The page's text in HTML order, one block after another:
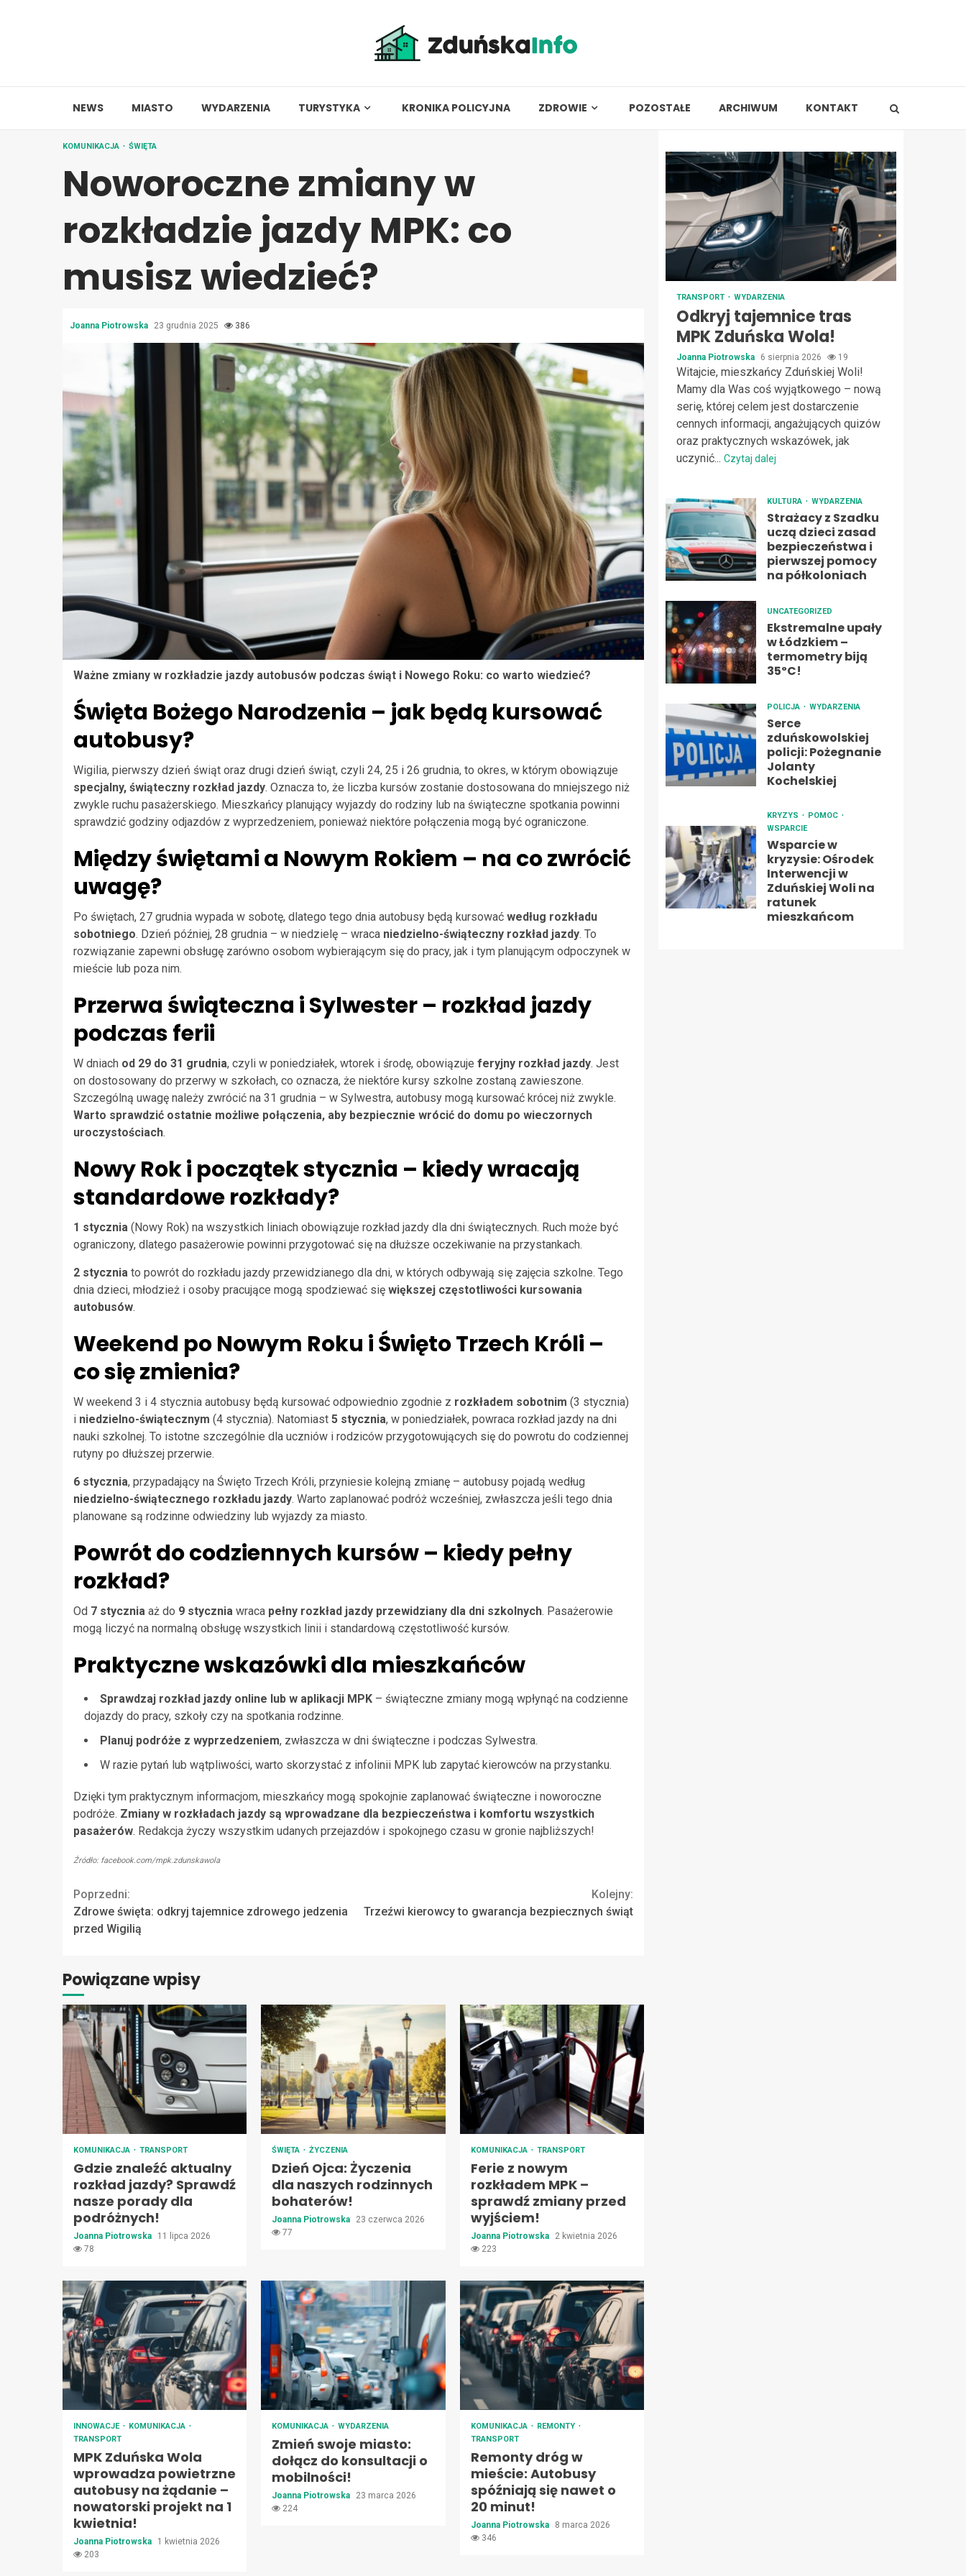
NEWS MIASTO WYDARZENIA TURYSTYKA KRONIKA POLICYJNA ZDROWIE POZOSTAŁE ARCHIWUM KONTAKT
KOMUNIKACJA ŚWIĘTA
Noworoczne zmiany w
rozkładzie jazdy MPK: co
musisz wiedzieć?
Joanna Piotrowska 23 grudnia 2025 386
Ważne zmiany w rozkładzie jazdy autobusów podczas świąt i Nowego Roku: co warto wiedzieć?
Święta Bożego Narodzenia – jak będą kursować
autobusy?
Wigilia, pierwszy dzień świąt oraz drugi dzień świąt, czyli 24, 25 i 26 grudnia, to okres, w którym obowiązuje
specjalny, świąteczny rozkład jazdy. Oznacza to, że liczba kursów zostanie dostosowana do mniejszego niż
zwykle ruchu pasażerskiego. Mieszkańcy planujący wyjazdy do rodziny lub na świąteczne spotkania powinni
sprawdzić godziny odjazdów z wyprzedzeniem, ponieważ niektóre połączenia mogą być ograniczone.
Między świętami a Nowym Rokiem – na co zwrócić
uwagę?
Po świętach, 27 grudnia wypada w sobotę, dlatego tego dnia autobusy będą kursować według rozkładu
sobotniego. Dzień później, 28 grudnia – w niedzielę – wraca niedzielno-świąteczny rozkład jazdy. To
rozwiązanie zapewni obsługę zarówno osobom wybierającym się do pracy, jak i tym planującym odpoczynek w
mieście lub poza nim.
Przerwa świąteczna i Sylwester – rozkład jazdy
podczas ferii
W dniach od 29 do 31 grudnia, czyli w poniedziałek, wtorek i środę, obowiązuje feryjny rozkład jazdy. Jest
on dostosowany do przerwy w szkołach, co oznacza, że niektóre kursy szkolne zostaną zawieszone.
Szczególną uwagę należy zwrócić na 31 grudnia – w Sylwestra, autobusy mogą kursować krócej niż zwykle.
Warto sprawdzić ostatnie możliwe połączenia, aby bezpiecznie wrócić do domu po wieczornych
uroczystościach.
Nowy Rok i początek stycznia – kiedy wracają
standardowe rozkłady?
1 stycznia (Nowy Rok) na wszystkich liniach obowiązuje rozkład jazdy dla dni świątecznych. Ruch może być
ograniczony, dlatego pasażerowie powinni przygotować się na dłuższe oczekiwanie na przystankach.
2 stycznia to powrót do rozkładu jazdy przewidzianego dla dni, w których odbywają się zajęcia szkolne. Tego
dnia dzieci, młodzież i osoby pracujące mogą spodziewać się większej częstotliwości kursowania
autobusów.
Weekend po Nowym Roku i Święto Trzech Króli –
co się zmienia?
W weekend 3 i 4 stycznia autobusy będą kursować odpowiednio zgodnie z rozkładem sobotnim (3 stycznia)
i niedzielno-świątecznym (4 stycznia). Natomiast 5 stycznia, w poniedziałek, powraca rozkład jazdy na dni
nauki szkolnej. To istotne szczególnie dla uczniów i rodziców przygotowujących się do powrotu do codziennej
rutyny po dłuższej przerwie.
6 stycznia, przypadający na Święto Trzech Króli, przyniesie kolejną zmianę – autobusy pojadą według
niedzielno-świątecznego rozkładu jazdy. Warto zaplanować podróż wcześniej, zwłaszcza jeśli tego dnia
planowane są rodzinne odwiedziny lub wyjazdy za miasto.
Powrót do codziennych kursów – kiedy pełny
rozkład?
Od 7 stycznia aż do 9 stycznia wraca pełny rozkład jazdy przewidziany dla dni szkolnych. Pasażerowie
mogą liczyć na normalną obsługę wszystkich linii i standardową częstotliwość kursów.
Praktyczne wskazówki dla mieszkańców
Sprawdzaj rozkład jazdy online lub w aplikacji MPK – świąteczne zmiany mogą wpłynąć na codzienne
dojazdy do pracy, szkoły czy na spotkania rodzinne.
Planuj podróże z wyprzedzeniem, zwłaszcza w dni świąteczne i podczas Sylwestra.
W razie pytań lub wątpliwości, warto skorzystać z infolinii MPK lub zapytać kierowców na przystanku.
Dzięki tym praktycznym informacjom, mieszkańcy mogą spokojnie zaplanować świąteczne i noworoczne
podróże. Zmiany w rozkładach jazdy są wprowadzane dla bezpieczeństwa i komfortu wszystkich
pasażerów. Redakcja życzy wszystkim udanych przejazdów i spokojnego czasu w gronie najbliższych!
Źródło: facebook.com/mpk.zdunskawola
Continue
Reading
Poprzedni:
Zdrowe święta: odkryj tajemnice zdrowego jedzenia
przed Wigilią
Kolejny:
Trzeźwi kierowcy to gwarancja bezpiecznych świąt
Powiązane wpisy
KOMUNIKACJA TRANSPORT
Gdzie znaleźć aktualny
rozkład jazdy? Sprawdź
nasze porady dla
podróżnych!
Joanna Piotrowska
11 lipca 2026
78
ŚWIĘTA ŻYCZENIA
Dzień Ojca: Życzenia
dla naszych rodzinnych
bohaterów!
Joanna Piotrowska
23 czerwca 2026
77
KOMUNIKACJA TRANSPORT
Ferie z nowym
rozkładem MPK –
sprawdź zmiany przed
wyjściem!
Joanna Piotrowska
2 kwietnia 2026
223
INNOWACJE
KOMUNIKACJA
TRANSPORT
MPK Zduńska Wola
wprowadza powietrzne
autobusy na żądanie –
nowatorski projekt na 1
kwietnia!
Joanna Piotrowska
1 kwietnia 2026
203
KOMUNIKACJA WYDARZENIA
Zmień swoje miasto:
dołącz do konsultacji o
mobilności!
Joanna Piotrowska
23 marca 2026
224
KOMUNIKACJA
REMONTY
TRANSPORT
Remonty dróg w
mieście: Autobusy
spóźniają się nawet o
20 minut!
Joanna Piotrowska
8 marca 2026
346
TRANSPORT WYDARZENIA
Odkryj tajemnice tras
MPK Zduńska Wola!
Joanna Piotrowska 6 sierpnia 2026 19
Witajcie, mieszkańcy Zduńskiej Woli!
Mamy dla Was coś wyjątkowego – nową
serię, której celem jest dostarczenie
cennych informacji, angażujących quizów
oraz praktycznych wskazówek, jak
uczynić... Czytaj dalej
KULTURA WYDARZENIA
Strażacy z Szadku
uczą dzieci zasad
bezpieczeństwa i
pierwszej pomocy
na półkoloniach
UNCATEGORIZED
Ekstremalne upały
w Łódzkiem –
termometry biją
35ºC!
POLICJA WYDARZENIA
Serce
zduńskowolskiej
policji: Pożegnanie
Jolanty
Kochelskiej
KRYZYS
POMOC
WSPARCIE
Wsparcie w
kryzysie: Ośrodek
Interwencji w
Zduńskiej Woli na
ratunek
mieszkańcom